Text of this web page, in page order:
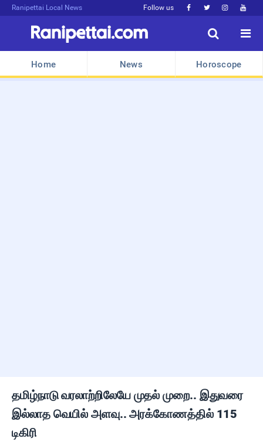
Ranipettai Local News Follow us    


Home News Horoscope
தமிழ்நாடு வரலாற்றிலேயே முதல் முறை.. இதுவரை
இல்லாத வெயில் அளவு.. அரக்கோணத்தில் 115
டிகிரி